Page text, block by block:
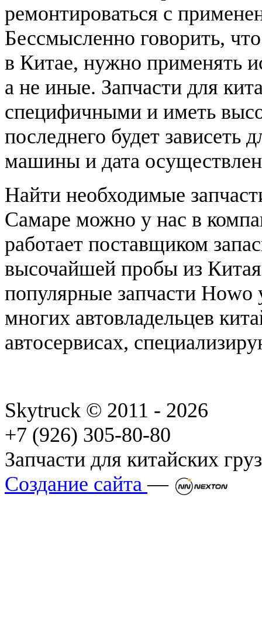
ремонтироваться с
Бессмысленно говорить,
в Китае, нужно применять
а не иные. Запчасти для
специфичными и иметь
последнего будет зависеть
машины и дата
Найти необходимые
Самаре можно у нас в
работает поставщиком
высочайшей пробы из
популярные запчасти
многих автовладельцев
автосервисах,
Skytruck © 2011 - 2026
+7 (926) 305-80-80
Запчасти для китайских
Создание сайта—